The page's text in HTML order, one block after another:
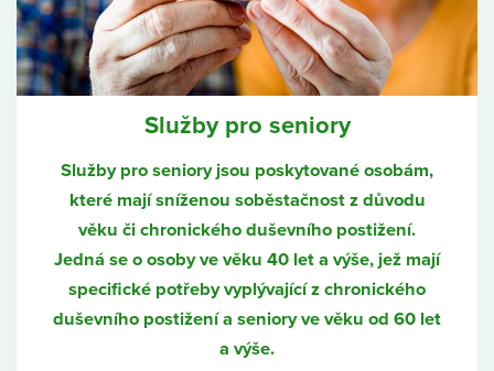
Služby pro seniory
Služby pro seniory jsou poskytované osobám,
které mají sníženou soběstačnost z důvodu
věku či chronického duševního postižení.
Jedná se o osoby ve věku 40 let a výše, jež mají
specifické potřeby vyplývající z chronického
duševního postižení a seniory ve věku od 60 let
a výše.